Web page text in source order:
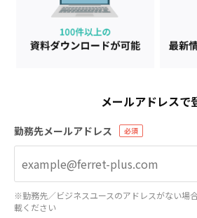
メールアドレスで
勤務先メールアドレス
※勤務先／ビジネスユースのアドレスがない場
載ください